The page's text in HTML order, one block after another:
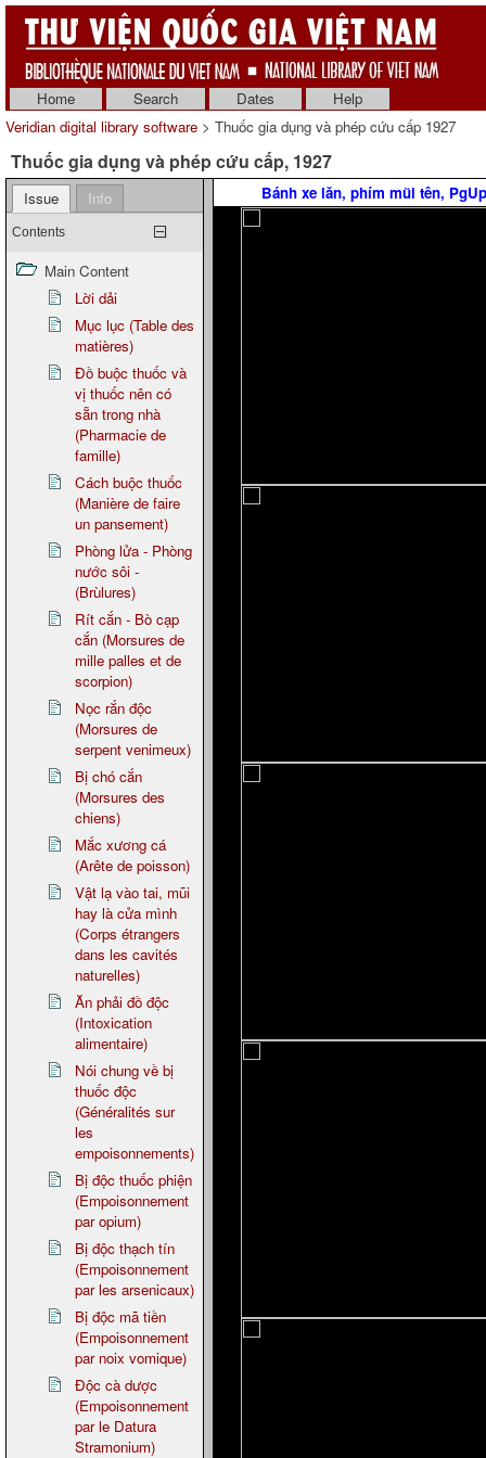
Home Search Dates
Help
Veridian digital library software > Thuốc gia dụng và phép cứu cấp 1927
Thuốc gia dụng và phép cứu cấp, 1927
Issue Info
Contents
Main Content
Lời dải
Mục lục (Table des
matières)
Đồ buộc thuốc và
vị thuốc nên có
sẵn trong nhà
(Pharmacie de
famille)
Cách buộc thuốc
(Manière de faire
un pansement)
Phòng lửa - Phòng
nước sôi -
(Brùlures)
Rít cắn - Bò cạp
cắn (Morsures de
mille palles et de
scorpion)
Nọc rắn độc
(Morsures de
serpent venimeux)
Bị chó cắn
(Morsures des
chiens)
Mắc xương cá
(Arête de poisson)
Vật lạ vào tai, mũi
hay là cửa mình
(Corps étrangers
dans les cavités
naturelles)
Ăn phải đồ độc
(Intoxication
alimentaire)
Nói chung về bị
thuốc độc
(Généralités sur
les
empoisonnements)
Bị độc thuốc phiện
(Empoisonnement
par opium)
Bị độc thạch tín
(Empoisonnement
par les arsenicaux)
Bị độc mã tiền
(Empoisonnement
par noix vomique)
Độc cà dược
(Empoisonnement
par le Datura
Stramonium)
Bánh xe lăn, phím mũi tên,